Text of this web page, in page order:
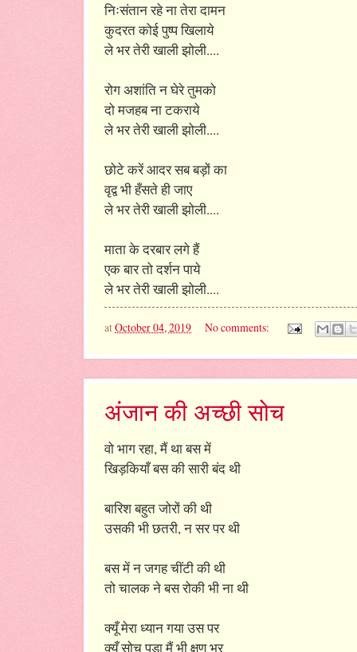
निःसंतान रहे ना तेरा दामन
कुदरत कोई पुष्प खिलाये
ले भर तेरी खाली झोली....
रोग अशांति न घेरे तुमको
दो मजहब ना टकराये
ले भर तेरी खाली झोली....
छोटे करें आदर सब बड़ों का
वृद्व भी हँसते ही जाए
ले भर तेरी खाली झोली....
माता के दरबार लगे हैं
एक बार तो दर्शन पाये
ले भर तेरी खाली झोली....
atOctober 04, 2019 No comments:
अंजान की अच्छी सोच
वो भाग रहा, मैं था बस में
खिड़कियाँ बस की सारी बंद थी
बारिश बहुत जोरों की थी
उसकी भी छतरी, न सर पर थी
बस में न जगह चींटी की थी
तो चालक ने बस रोकी भी ना थी
क्यूँ मेरा ध्यान गया उस पर
क्यूँ सोच पड़ा मैं भी क्षण भर